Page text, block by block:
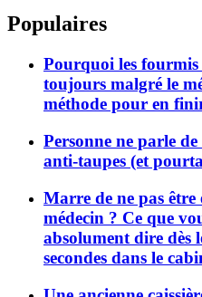
Populaires
Pourquoi les
toujours malgré le
méthode pour en
Personne ne parle
anti-taupes (et
Marre de ne pas être
médecin ? Ce que
absolument dire dès
secondes dans le